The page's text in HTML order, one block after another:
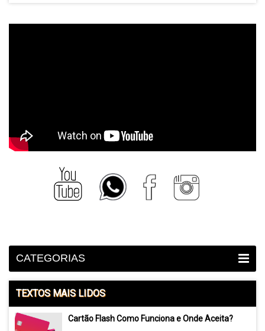
CATEGORIAS
TEXTOS MAIS LIDOS
Cartão Flash Como Funciona e Onde Aceita?